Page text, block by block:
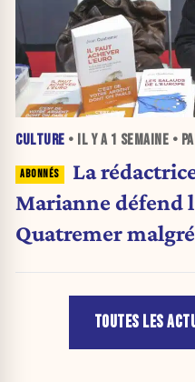
CULTURE • IL Y A 1 SEMAINE •
La
Marianne défend
Quatremer
TOUTES LES